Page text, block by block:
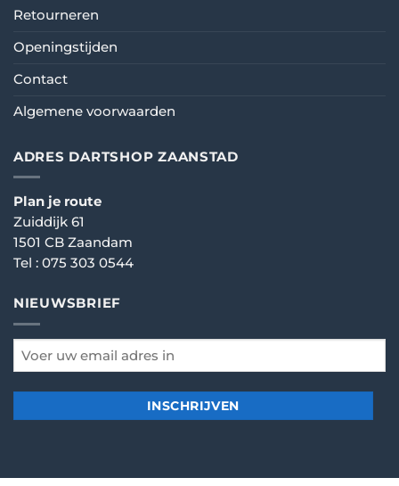
Retourneren
Openingstijden
Contact
Algemene voorwaarden
ADRES DARTSHOP ZAANSTAD
Plan je route
Zuiddijk 61
1501 CB Zaandam
Tel : 075 303 0544
NIEUWSBRIEF
email
*